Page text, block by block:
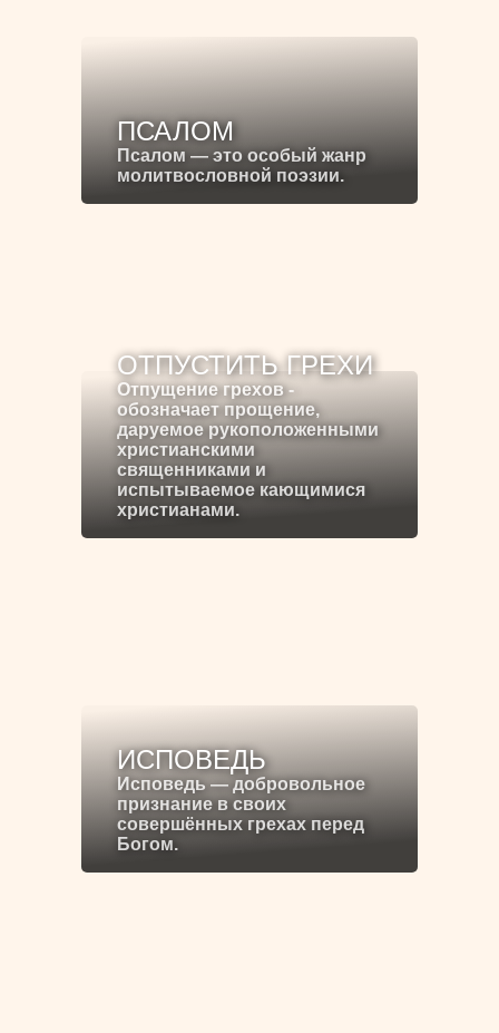
ПСАЛОМ
Псалом — это особый жанр
молитвословной поэзии.
ОТПУСТИТЬ ГРЕХИ
Отпущение грехов -
обозначает прощение,
даруемое рукоположенными
христианскими
священниками и
испытываемое кающимися
христианами.
ИСПОВЕДЬ
Исповедь — добровольное
признание в своих
совершённых грехах перед
Богом.